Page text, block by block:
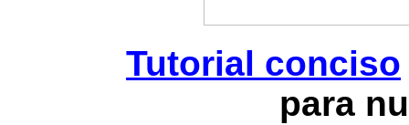
Tutorial conciso
para